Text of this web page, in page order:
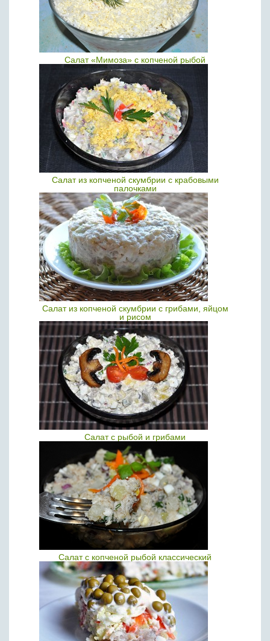
Салат «Мимоза» с копченой рыбой
Салат из копченой скумбрии с крабовыми
палочками
Салат из копченой скумбрии с грибами, яйцом
и рисом
Салат с рыбой и грибами
Салат с копченой рыбой классический